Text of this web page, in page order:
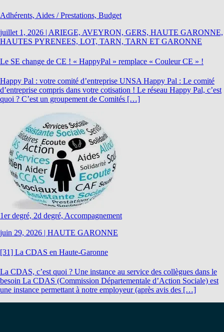
Adhérents, Aides / Prestations, Budget
juillet 1, 2026 | ARIEGE, AVEYRON, GERS, HAUTE GARONNE,
HAUTES PYRENEES, LOT, TARN, TARN ET GARONNE
Le SE change de CE ! « HappyPal » remplace « Couleur CE » !
Happy Pal : votre comité d’entreprise UNSA Happy Pal : Le comité
d’entreprise compris dans votre cotisation ! Le réseau Happy Pal, c’est
quoi ? C’est un groupement de Comités […]
1er degré, 2d degré, Accompagnement
juin 29, 2026 | HAUTE GARONNE
[31] La CDAS en Haute-Garonne
La CDAS, c’est quoi ? Une instance au service des collègues dans le
besoin La CDAS (Commission Départementale d’Action Sociale) est
une instance permettant à notre employeur (après avis des […]